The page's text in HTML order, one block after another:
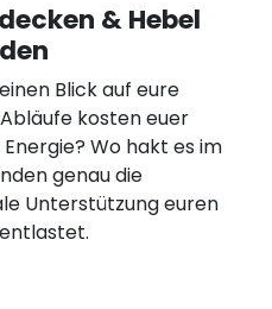
& Hebel
Blick auf eure
kosten euer
Wo hakt es im
genau die
Unterstützung euren